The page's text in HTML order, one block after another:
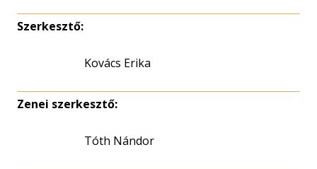
Szerkesztő:
Kovács Erika
Zenei szerkesztő:
Tóth Nándor